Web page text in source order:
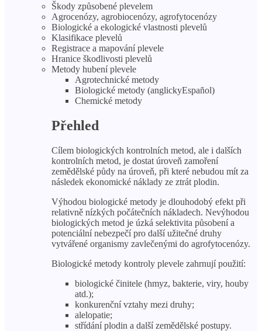
Škody způsobené plevelem
Agrocenózy, agrobiocenózy, agrofytocenózy
Biologické a ekologické vlastnosti plevelů
Klasifikace plevelů
Registrace a mapování plevele
Hranice škodlivosti plevelů
Metody hubení plevele
Agrotechnické metody
Biologické metody (anglickyEspañol)
Chemické metody
Přehled
Cílem biologických kontrolních metod, ale i dalších
kontrolních metod, je dostat úroveň zamoření
zemědělské půdy na úroveň, při které nebudou mít za
následek ekonomické náklady ze ztrát plodin.
Výhodou biologické metody je dlouhodobý efekt při
relativně nízkých počátečních nákladech. Nevýhodou
biologických metod je úzká selektivita působení a
potenciální nebezpečí pro další užitečné druhy
vytvářené organismy zavlečenými do agrofytocenózy.
Biologické metody kontroly plevele zahrnují použití:
biologické činitele (hmyz, bakterie, viry, houby
atd.);
konkurenční vztahy mezi druhy;
alelopatie;
střídání plodin a další zemědělské postupy.